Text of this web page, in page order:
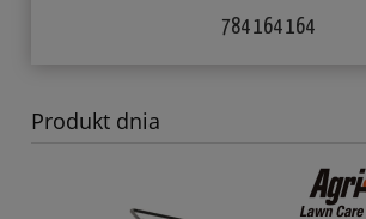
784 164 164
Produkt dnia